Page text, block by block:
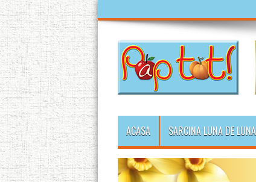
ACASA SARCINA LUNA DE LUNA